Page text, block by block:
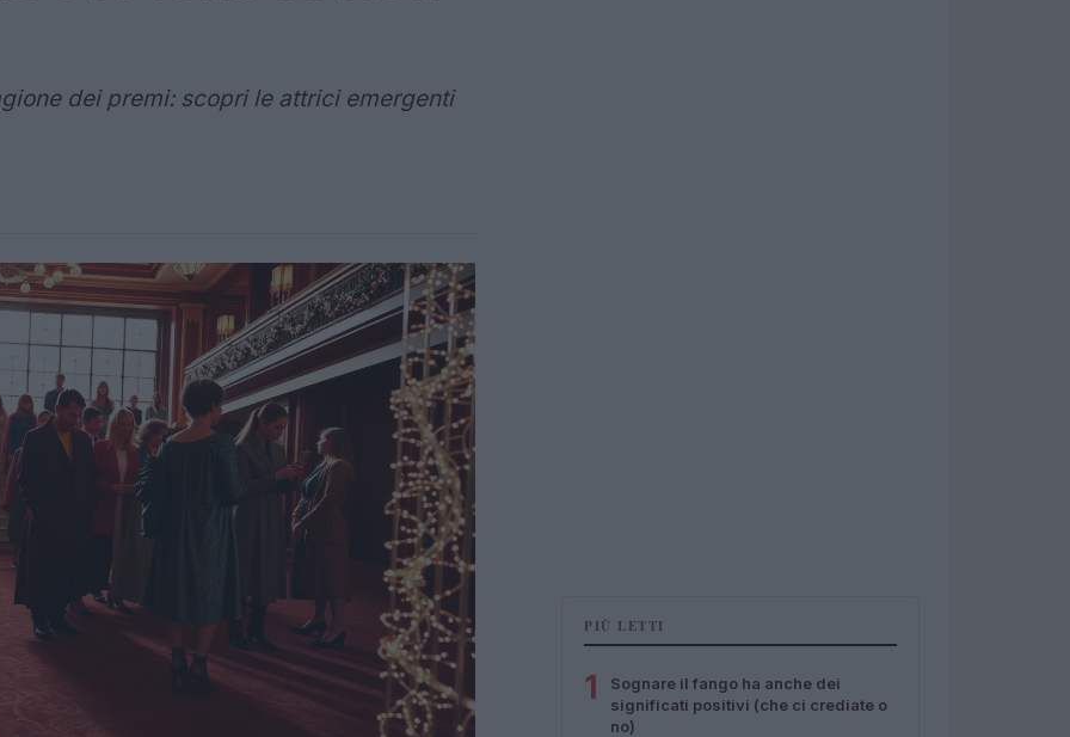
dei premi: scopri le attrici emergenti
PIÙ LETTI
1
Sognare il fango ha anche dei
significati positivi (che ci crediate o
no)